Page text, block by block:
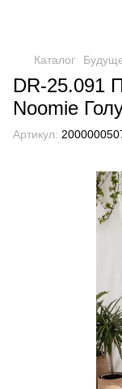
Каталог
DR-25.091
Noomie
Артикул: